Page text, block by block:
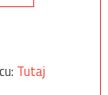
Tutaj